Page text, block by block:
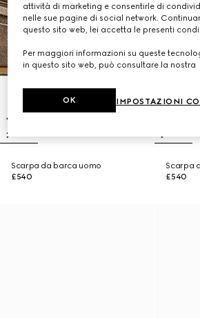
Scarpa da barca uomo
£540
Scarpa
£540
attività di marketing e consentirle di
nelle sue pagine di social network.
questo sito web, lei accetta le presenti
Per maggiori informazioni su queste
in questo sito web, può consultare la nostra
IMPOSTAZIONI
OK